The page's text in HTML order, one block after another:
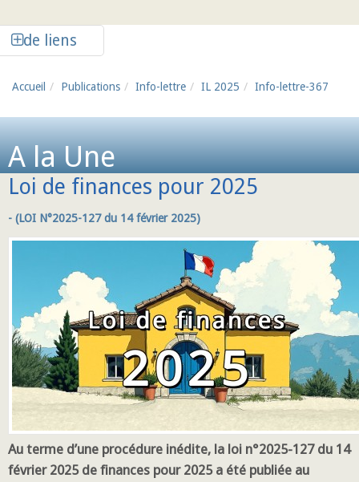
de liens
Accueil Publications Info-lettre IL 2025 Info-lettre-367
A la Une
Loi de finances pour 2025
- (LOI N°2025-127 du 14 février 2025)
Au terme d’une procédure inédite, la loi n°2025-127 du 14
février 2025 de finances pour 2025 a été publiée au